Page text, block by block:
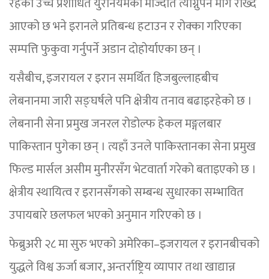
आएको छ भने इरानले प्रतिबन्ध हटाउन र रोक्का गरिएका
सम्पत्ति फुकुवा गर्नुपर्ने अडान दोहोर्याएका छन् ।
यसैबीच, इजरायल र इरान समर्थित हिजबुल्लाहबीच
लेबनानमा जारी सङ्घर्षले पनि क्षेत्रीय तनाव बढाइरहेको छ ।
लेबनानी सेना प्रमुख जनरल रोडोल्फ हेकल मङ्गलबार
पाकिस्तान पुगेका छन् । त्यहाँ उनले पाकिस्तानका सेना प्रमुख
फिल्ड मार्सल असीम मुनीरसँग भेटवार्ता गरेको बताइएको छ ।
क्षेत्रीय स्थायित्व र इरानसँगको सम्बन्ध सुधारका सम्भावित
उपायबारे छलफल भएको अनुमान गरिएको छ ।
फेब्रुअरी २८ मा सुरु भएको अमेरिका–इजरायल र इरानबीचको
युद्धले विश्व ऊर्जा बजार, अन्तर्राष्ट्रिय व्यापार तथा खाद्यान्न